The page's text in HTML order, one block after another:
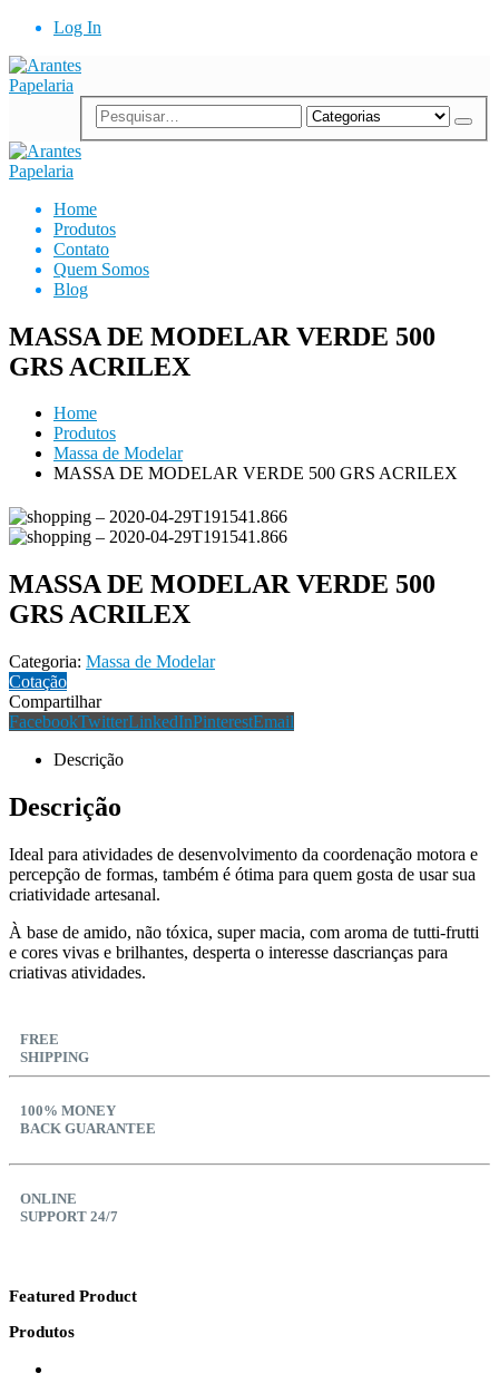
Log In
Home
Produtos
Contato
Quem Somos
Blog
MASSA DE MODELAR VERDE 500
GRS ACRILEX
Home
Produtos
Massa de Modelar
MASSA DE MODELAR VERDE 500 GRS ACRILEX
MASSA DE MODELAR VERDE 500
GRS ACRILEX
Categoria: Massa de Modelar
Cotação
Compartilhar
FacebookTwitterLinkedInPinterestEmail
Descrição
Descrição
Ideal para atividades de desenvolvimento da coordenação motora e
percepção de formas, também é ótima para quem gosta de usar sua
criatividade artesanal.
À base de amido, não tóxica, super macia, com aroma de tutti-frutti
e cores vivas e brilhantes, desperta o interesse dascrianças para
criativas atividades.
FREE
SHIPPING
100% MONEY
BACK GUARANTEE
ONLINE
SUPPORT 24/7
Featured Product
Produtos